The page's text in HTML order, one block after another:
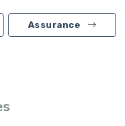
Assurance